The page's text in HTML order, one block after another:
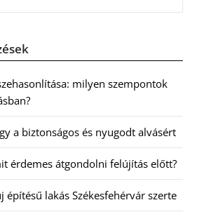
milyen szempontok
a biztonságos és nyugodt alvásért
érdemes átgondolni felújítás előtt?
építésű lakás Székesfehérvár szerte